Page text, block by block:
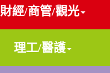
財經/商管/觀光
理工/醫護